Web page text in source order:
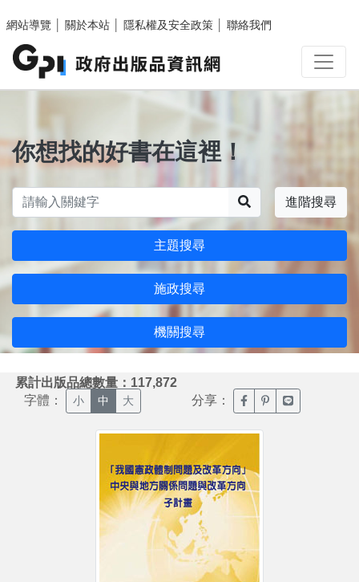
網站導覽
關於本站 隱私權及安全政策 聯絡我們
你想找的好書在這裡！
進階搜尋
主題搜尋
施政搜尋
機關搜尋
累計出版品總數量：117,872
字體： 小 中 大 分享： 臉書分享(另開新視窗)
噗浪分享(另開新
Line分享(另